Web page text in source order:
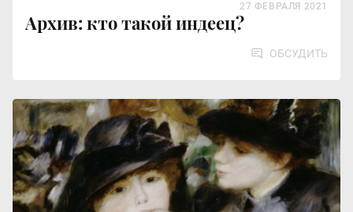
Архив: кто такой индеец?
27 ФЕВРАЛЯ 2021
ОБСУДИТЬ